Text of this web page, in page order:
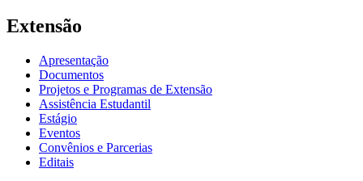
Extensão
Apresentação
Documentos
Projetos e Programas de Extensão
Assistência Estudantil
Estágio
Eventos
Convênios e Parcerias
Editais